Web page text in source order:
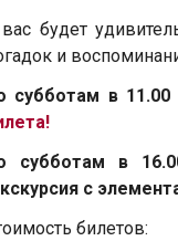
будет
и
субботам в
субботам в
с
билетов: